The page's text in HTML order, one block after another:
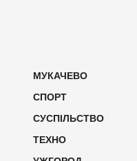
МУКАЧЕВО
СПОРТ
СУСПІЛЬСТВО
ТЕХНО